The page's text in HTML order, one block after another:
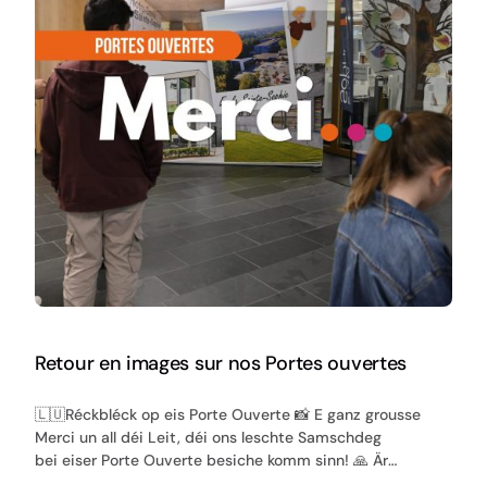
Retour en images sur nos Portes ouvertes
🇱🇺Réckbléck op eis Porte Ouverte 📸 E ganz grousse
Merci un all déi Leit, déi ons leschte Samschdeg
bei eiser Porte Ouverte besiche komm sinn! 🙏 Är